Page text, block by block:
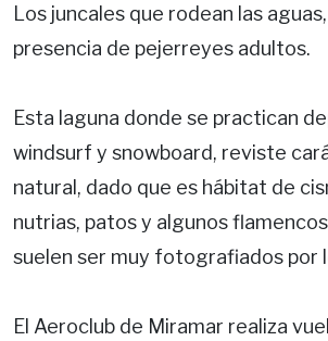
Los juncales que rodean las
presencia de pejerreyes adultos.
Esta laguna donde se practican
windsurf y snowboard, reviste
natural, dado que es hábitat de
nutrias, patos y algunos
suelen ser muy fotografiados por
El Aeroclub de Miramar realiza